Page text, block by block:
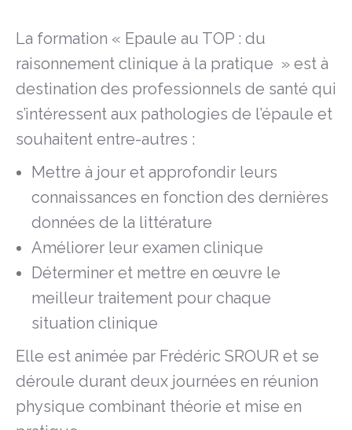
La formation « Epaule au TOP : du
raisonnement clinique à la pratique » est à
destination des professionnels de santé qui
s’intéressent aux pathologies de l’épaule et
souhaitent entre-autres :
Mettre à jour et approfondir leurs
connaissances en fonction des dernières
données de la littérature
Améliorer leur examen clinique
Déterminer et mettre en œuvre le
meilleur traitement pour chaque
situation clinique
Elle est animée par Frédéric SROUR et se
déroule durant deux journées en réunion
physique combinant théorie et mise en